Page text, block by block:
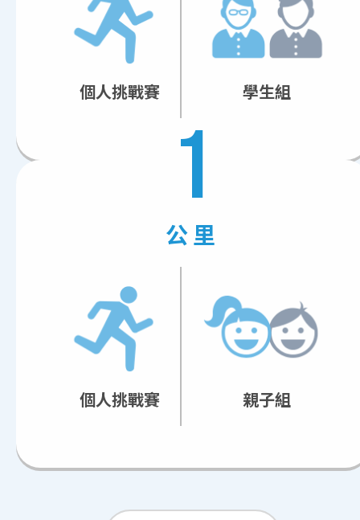
個人挑戰賽 學生組
1
公里
個人挑戰賽 親子組